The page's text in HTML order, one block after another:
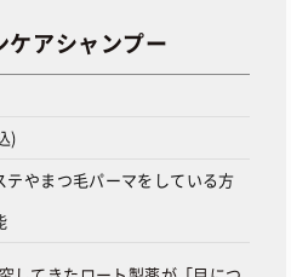
アシャンプー
)
テやまつ毛パーマをしている方